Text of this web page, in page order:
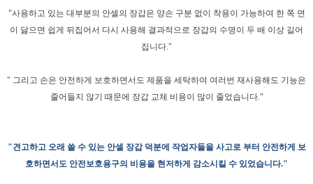
"사용하고 있는 대부분의 안셀의 장갑은 양손 구분 없이 착용이 가능하여 한 쪽 면
이 닳으면 쉽게 뒤집어서 다시 사용해 결과적으로 장갑의 수명이 두 배 이상 길어
집니다."
" 그리고 손은 안전하게 보호하면서도 제품을 세탁하여 여러번 재사용해도 기능은
줄어들지 않기 때문에 장갑 교체 비용이 많이 줄었습니다."
"견고하고 오래 쓸 수 있는 안셀 장갑 덕분에 작업자들을 사고로 부터 안전하게 보
호하면서도 안전보호용구의 비용을 현저하게 감소시킬 수 있었습니다."